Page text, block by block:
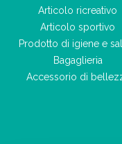
Articolo ricreativo
Articolo sportivo
Prodotto di igiene e
Bagaglieria
Accessorio di